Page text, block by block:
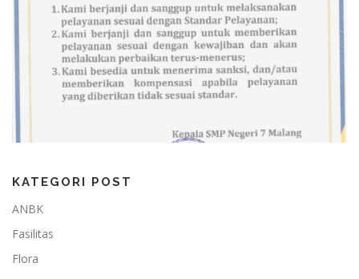
KATEGORI POST
ANBK
Fasilitas
Flora